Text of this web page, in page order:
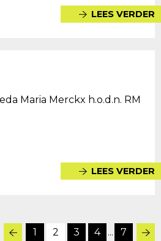
LEES VERDER
Maria Merckx h.o.d.n. RM
LEES VERDER
1 2 3 4 ... 7